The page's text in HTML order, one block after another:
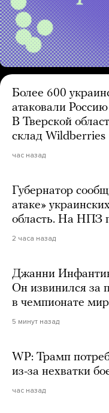
Более 600
атаковали
В Тверской
склад Wildberries
час назад
Губернатор
атаке»
область. На НПЗ
2 часа назад
Джанни
Он извинился за
в чемпионате
5 минут назад
WP: Трамп
из-за нехватки
час назад